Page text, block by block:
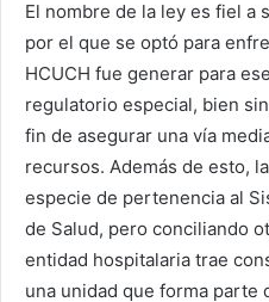
El nombre de la ley es fiel a
por el que se optó para
HCUCH fue generar para
regulatorio especial, bien
fin de asegurar una vía
recursos. Además de esto,
especie de pertenencia al
de Salud, pero conciliando
entidad hospitalaria trae
una unidad que forma parte